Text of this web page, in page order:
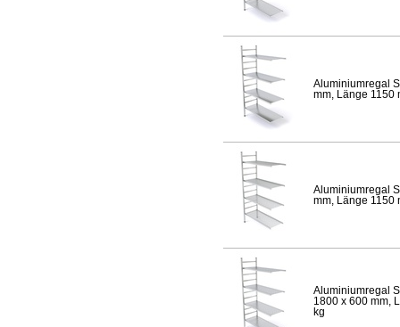
Aluminiumregal
mm, Länge 1150
Aluminiumregal
mm, Länge 1150
Aluminiumregal
1800 x 600 mm,
kg